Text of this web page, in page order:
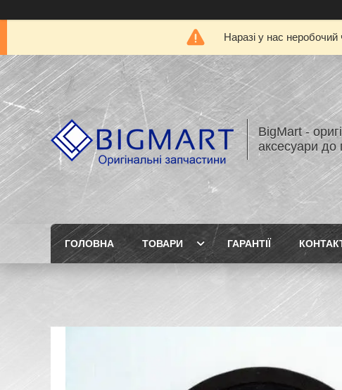
Наразі у нас
BigMart -
аксесуари до
ГОЛОВНА ТОВАРИ ГАРАНТІЇ